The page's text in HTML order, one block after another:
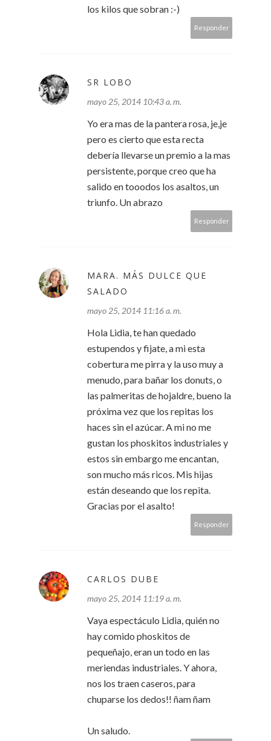
los kilos que sobran :-)
Responder
SR LOBO
mayo 25, 2014 10:43 a. m.
Yo era mas de la pantera rosa, je,je
pero es cierto que esta recta
debería llevarse un premio a la mas
persistente, porque creo que ha
salido en tooodos los asaltos, un
triunfo. Un abrazo
Responder
MARA. MÁS DULCE QUE
SALADO
mayo 25, 2014 11:16 a. m.
Hola Lidia, te han quedado
estupendos y fijate, a mi esta
cobertura me pirra y la uso muy a
menudo, para bañar los donuts, o
las palmeritas de hojaldre, bueno la
próxima vez que los repitas los
haces sin el azúcar. A mi no me
gustan los phoskitos industriales y
estos sin embargo me encantan,
son mucho más ricos. Mis hijas
están deseando que los repita.
Gracias por el asalto!
Responder
CARLOS DUBE
mayo 25, 2014 11:19 a. m.
Vaya espectáculo Lidia, quién no
hay comido phoskitos de
pequeñajo, eran un todo en las
meriendas industriales. Y ahora,
nos los traen caseros, para
chuparse los dedos!! ñam ñam
Un saludo.